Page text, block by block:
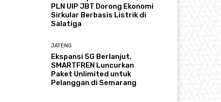
PLN UIP JBT Dorong Ekonomi
Sirkular Berbasis Listrik di
Salatiga
JATENG
Ekspansi 5G Berlanjut,
SMARTFREN Luncurkan
Paket Unlimited untuk
Pelanggan di Semarang